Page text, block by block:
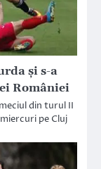
şi s-a
României
din turul II
pe Cluj